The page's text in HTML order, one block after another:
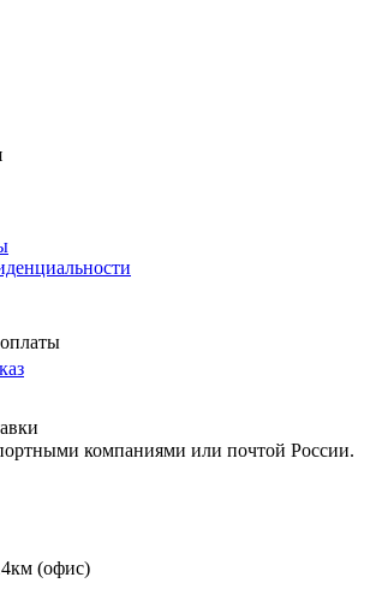
компаниями или почтой России.
(офис)